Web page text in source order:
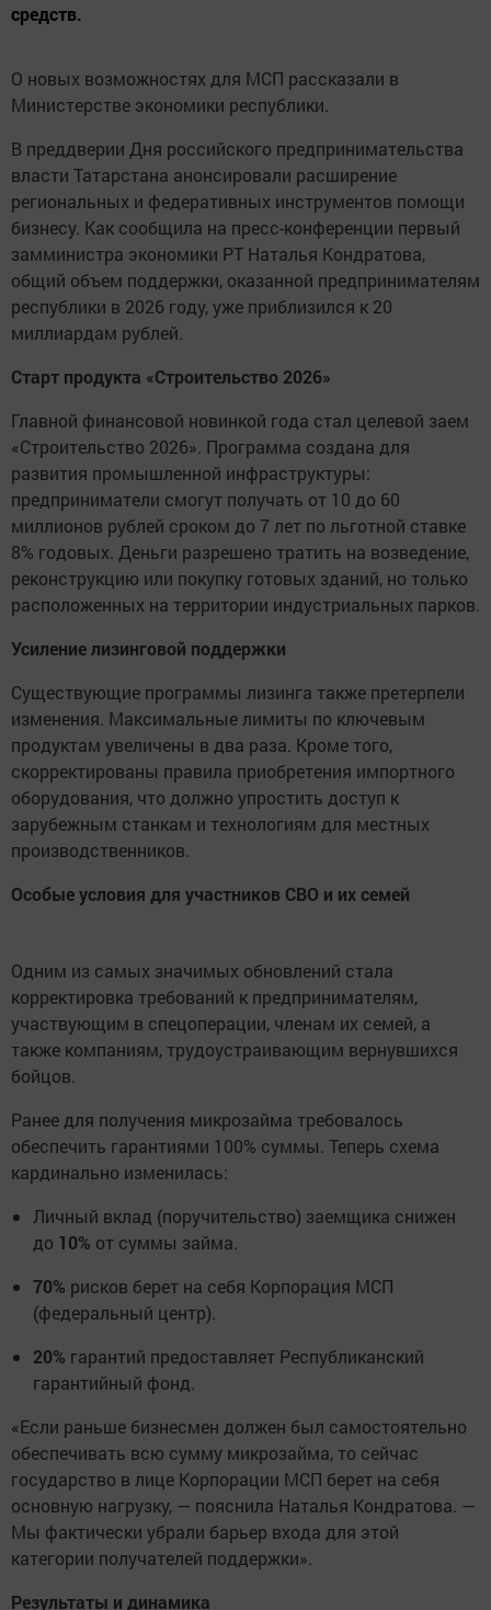
средств.
О новых возможностях для МСП рассказали в
Министерстве экономики республики.
В преддверии Дня российского предпринимательства
власти Татарстана анонсировали расширение
региональных и федеративных инструментов помощи
бизнесу. Как сообщила на пресс-конференции первый
замминистра экономики РТ Наталья Кондратова,
общий объем поддержки, оказанной предпринимателям
республики в 2026 году, уже приблизился к 20
миллиардам рублей.
Старт продукта «Строительство 2026»
Главной финансовой новинкой года стал целевой заем
«Строительство 2026». Программа создана для
развития промышленной инфраструктуры:
предприниматели смогут получать от 10 до 60
миллионов рублей сроком до 7 лет по льготной ставке
8% годовых. Деньги разрешено тратить на возведение,
реконструкцию или покупку готовых зданий, но только
расположенных на территории индустриальных парков.
Усиление лизинговой поддержки
Существующие программы лизинга также претерпели
изменения. Максимальные лимиты по ключевым
продуктам увеличены в два раза. Кроме того,
скорректированы правила приобретения импортного
оборудования, что должно упростить доступ к
зарубежным станкам и технологиям для местных
производственников.
Особые условия для участников СВО и их семей
Одним из самых значимых обновлений стала
корректировка требований к предпринимателям,
участвующим в спецоперации, членам их семей, а
также компаниям, трудоустраивающим вернувшихся
бойцов.
Ранее для получения микрозайма требовалось
обеспечить гарантиями 100% суммы. Теперь схема
кардинально изменилась:
Личный вклад (поручительство) заемщика снижен
до 10% от суммы займа.
70% рисков берет на себя Корпорация МСП
(федеральный центр).
20% гарантий предоставляет Республиканский
гарантийный фонд.
«Если раньше бизнесмен должен был самостоятельно
обеспечивать всю сумму микрозайма, то сейчас
государство в лице Корпорации МСП берет на себя
основную нагрузку, — пояснила Наталья Кондратова. —
Мы фактически убрали барьер входа для этой
категории получателей поддержки».
Результаты и динамика